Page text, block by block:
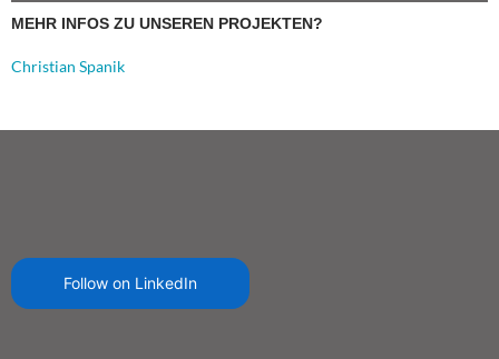
MEHR INFOS ZU UNSEREN PROJEKTEN?
Christian Spanik
Follow on LinkedIn